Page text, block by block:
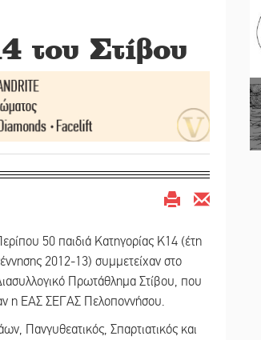
του Στίβου
50 παιδιά Κατηγορίας Κ14 (έτη
2012-13) συμμετείχαν στο
Πρωτάθλημα Στίβου, που
η ΕΑΣ ΣΕΓΑΣ Πελοποννήσου.
Πανγυθεατικός, Σπαρτιατικός και